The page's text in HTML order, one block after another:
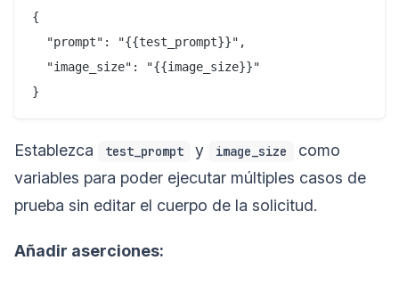
{
  "prompt": "{{test_prompt}}",
  "image_size": "{{image_size}}"
Establezca test_prompt y image_size
como
variables para poder ejecutar múltiples casos de
prueba sin editar el cuerpo de la solicitud.
Añadir aserciones: